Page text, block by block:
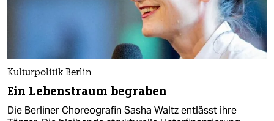
Kulturpolitik Berlin
Ein Lebenstraum begraben
Die Berliner Choreografin Sasha Waltz entlässt ihre